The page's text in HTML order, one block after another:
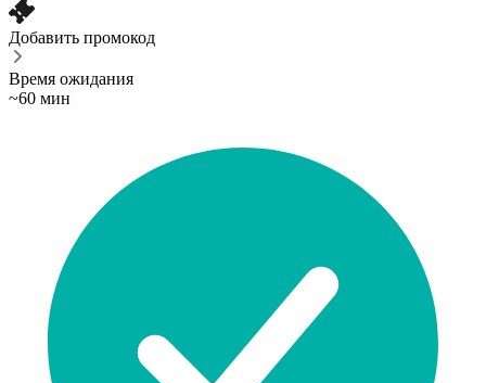
Добавить промокод
Время ожидания
~60 мин